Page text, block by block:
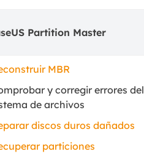
Partition Master
MBR
y corregir errores del
de archivos
discos duros dañados
particiones